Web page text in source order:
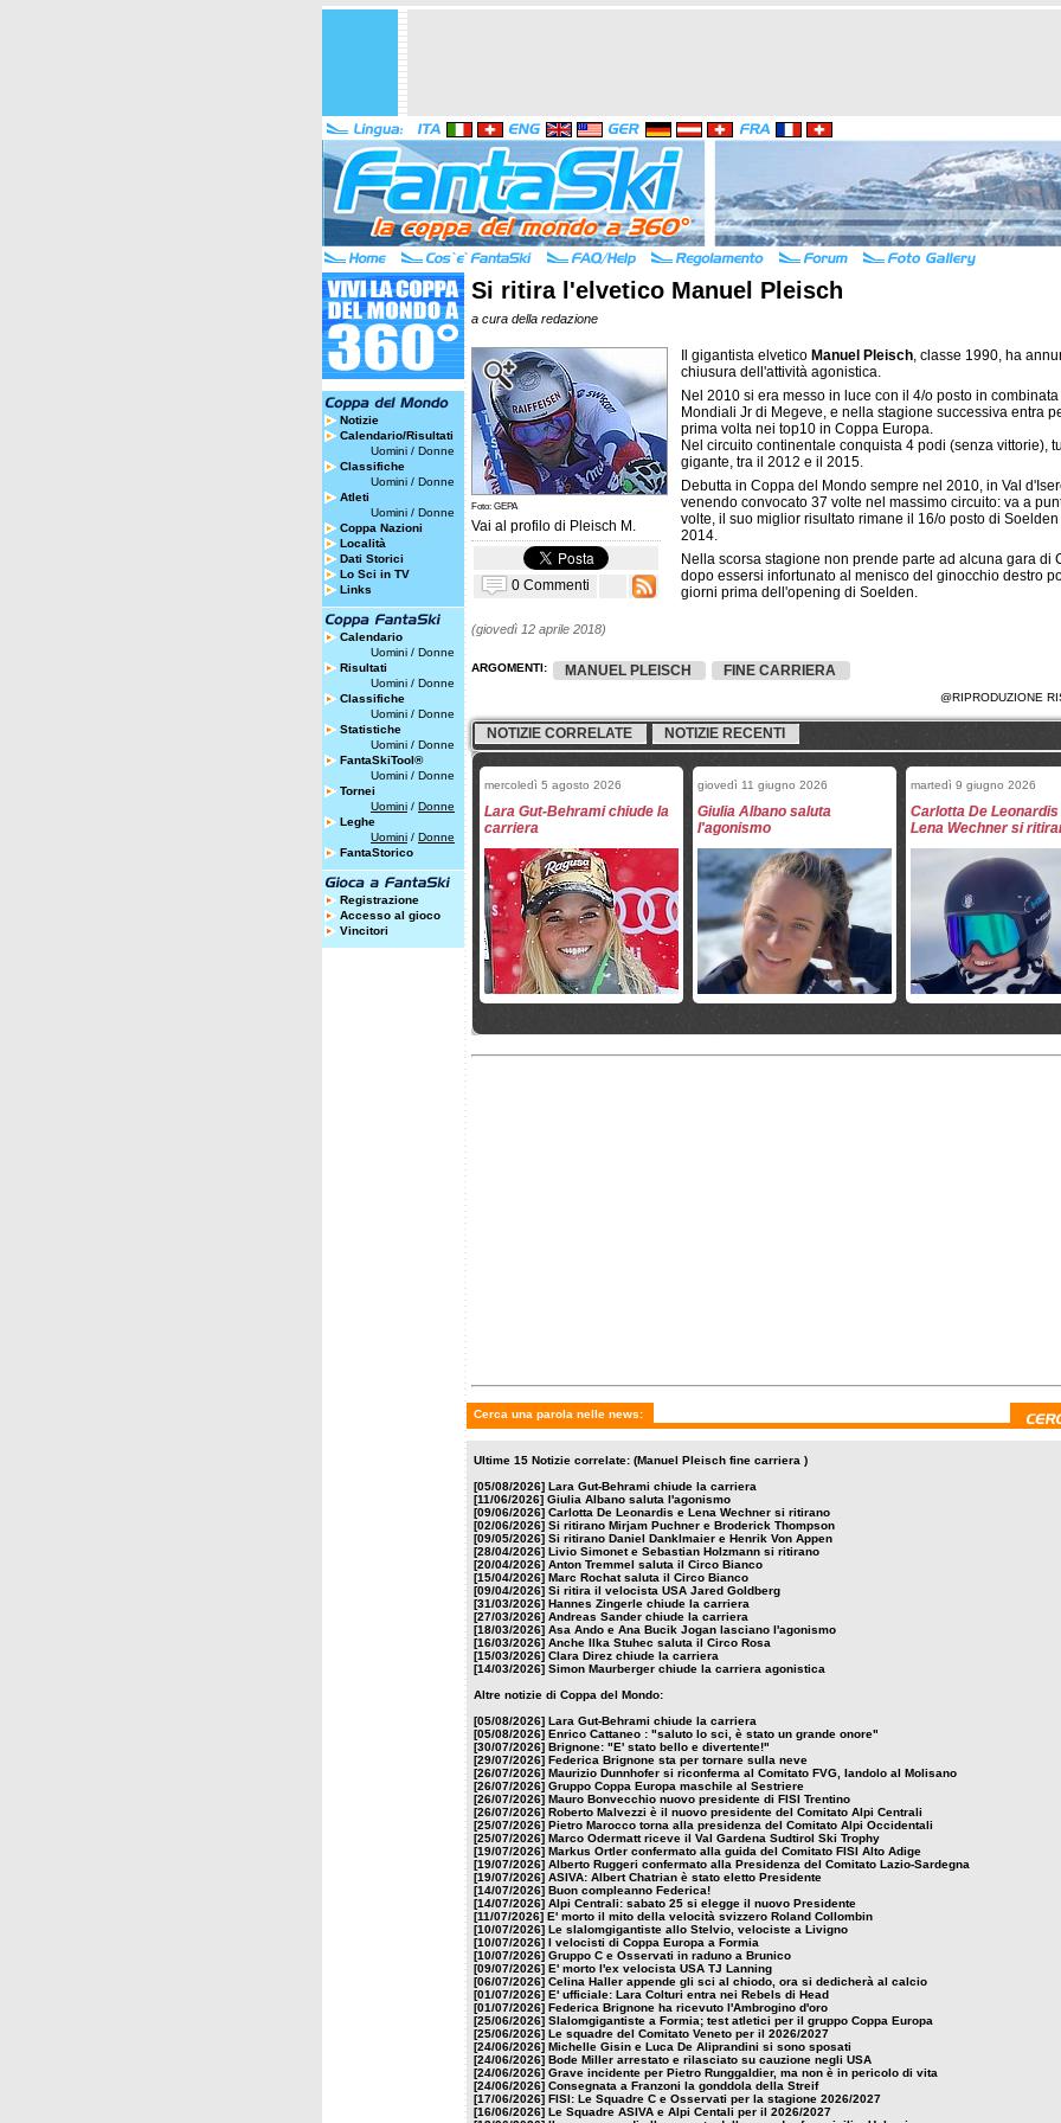
Notizie
Calendario/Risultati
Uomini / Donne
Classifiche
Uomini / Donne
Atleti
Uomini / Donne
Coppa Nazioni
Località
Dati Storici
Lo Sci in TV
Links
Calendario
Uomini / Donne
Risultati
Uomini / Donne
Classifiche
Uomini / Donne
Statistiche
Uomini / Donne
FantaSkiTool®
Uomini / Donne
Tornei
Uomini / Donne
Leghe
Uomini / Donne
FantaStorico
Registrazione
Accesso al gioco
Vincitori
Si ritira l'elvetico Manuel Pleisch
a cura della redazione
Foto: GEPA
Vai al profilo di Pleisch M.
0 Commenti
Il gigantista elvetico Manuel Pleisch, classe 1990, ha
chiusura dell'attività agonistica.
Nel 2010 si era messo in luce con il 4/o posto in
Mondiali Jr di Megeve, e nella stagione successiva entra
prima volta nei top10 in Coppa Europa.
Nel circuito continentale conquista 4 podi (senza vittorie),
gigante, tra il 2012 e il 2015.
Debutta in Coppa del Mondo sempre nel 2010, in Val
venendo convocato 37 volte nel massimo circuito: va a
volte, il suo miglior risultato rimane il 16/o posto di
2014.
Nella scorsa stagione non prende parte ad alcuna gara di
dopo essersi infortunato al menisco del ginocchio destro
giorni prima dell'opening di Soelden.
(giovedì 12 aprile 2018)
ARGOMENTI: MANUEL PLEISCH FINE CARRIERA
@RIPRODUZIONE
NOTIZIE CORRELATE NOTIZIE RECENTI
mercoledì 5 agosto 2026
Lara Gut-Behrami chiude la
carriera
giovedì 11 giugno 2026
Giulia Albano saluta
l'agonismo
martedì 9 giugno 2026
Carlotta De Leonardis
Lena Wechner si
Cerca una parola nelle news:
Ultime 15 Notizie correlate: (Manuel Pleisch fine carriera )
[05/08/2026] Lara Gut-Behrami chiude la carriera
[11/06/2026] Giulia Albano saluta l'agonismo
[09/06/2026] Carlotta De Leonardis e Lena Wechner si ritirano
[02/06/2026] Si ritirano Mirjam Puchner e Broderick Thompson
[09/05/2026] Si ritirano Daniel Danklmaier e Henrik Von Appen
[28/04/2026] Livio Simonet e Sebastian Holzmann si ritirano
[20/04/2026] Anton Tremmel saluta il Circo Bianco
[15/04/2026] Marc Rochat saluta il Circo Bianco
[09/04/2026] Si ritira il velocista USA Jared Goldberg
[31/03/2026] Hannes Zingerle chiude la carriera
[27/03/2026] Andreas Sander chiude la carriera
[18/03/2026] Asa Ando e Ana Bucik Jogan lasciano l'agonismo
[16/03/2026] Anche Ilka Stuhec saluta il Circo Rosa
[15/03/2026] Clara Direz chiude la carriera
[14/03/2026] Simon Maurberger chiude la carriera agonistica
Altre notizie di Coppa del Mondo:
[05/08/2026] Lara Gut-Behrami chiude la carriera
[05/08/2026] Enrico Cattaneo : "saluto lo sci, è stato un grande onore"
[30/07/2026] Brignone: "E' stato bello e divertente!"
[29/07/2026] Federica Brignone sta per tornare sulla neve
[26/07/2026] Maurizio Dunnhofer si riconferma al Comitato FVG, Iandolo al Molisano
[26/07/2026] Gruppo Coppa Europa maschile al Sestriere
[26/07/2026] Mauro Bonvecchio nuovo presidente di FISI Trentino
[26/07/2026] Roberto Malvezzi è il nuovo presidente del Comitato Alpi Centrali
[25/07/2026] Pietro Marocco torna alla presidenza del Comitato Alpi Occidentali
[25/07/2026] Marco Odermatt riceve il Val Gardena Sudtirol Ski Trophy
[19/07/2026] Markus Ortler confermato alla guida del Comitato FISI Alto Adige
[19/07/2026] Alberto Ruggeri confermato alla Presidenza del Comitato Lazio-Sardegna
[19/07/2026] ASIVA: Albert Chatrian è stato eletto Presidente
[14/07/2026] Buon compleanno Federica!
[14/07/2026] Alpi Centrali: sabato 25 si elegge il nuovo Presidente
[11/07/2026] E' morto il mito della velocità svizzero Roland Collombin
[10/07/2026] Le slalomgigantiste allo Stelvio, velociste a Livigno
[10/07/2026] I velocisti di Coppa Europa a Formia
[10/07/2026] Gruppo C e Osservati in raduno a Brunico
[09/07/2026] E' morto l'ex velocista USA TJ Lanning
[06/07/2026] Celina Haller appende gli sci al chiodo, ora si dedicherà al calcio
[01/07/2026] E' ufficiale: Lara Colturi entra nei Rebels di Head
[01/07/2026] Federica Brignone ha ricevuto l'Ambrogino d'oro
[25/06/2026] Slalomgigantiste a Formia; test atletici per il gruppo Coppa Europa
[25/06/2026] Le squadre del Comitato Veneto per il 2026/2027
[24/06/2026] Michelle Gisin e Luca De Aliprandini si sono sposati
[24/06/2026] Bode Miller arrestato e rilasciato su cauzione negli USA
[24/06/2026] Grave incidente per Pietro Runggaldier, ma non è in pericolo di vita
[24/06/2026] Consegnata a Franzoni la gonddola della Streif
[17/06/2026] FISI: Le Squadre C e Osservati per la stagione 2026/2027
[16/06/2026] Le Squadre ASIVA e Alpi Centali per il 2026/2027